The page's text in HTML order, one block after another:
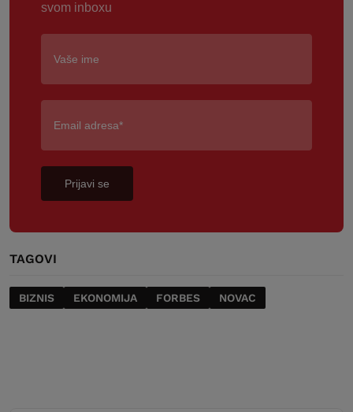
svom inboxu
Prijavi se
TAGOVI
BIZNIS EKONOMIJA FORBES NOVAC